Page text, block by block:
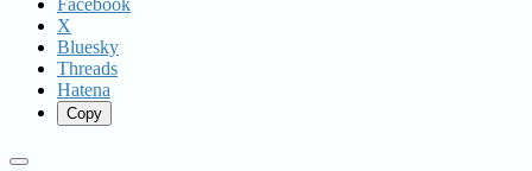
X
Bluesky
Threads
Hatena
Copy